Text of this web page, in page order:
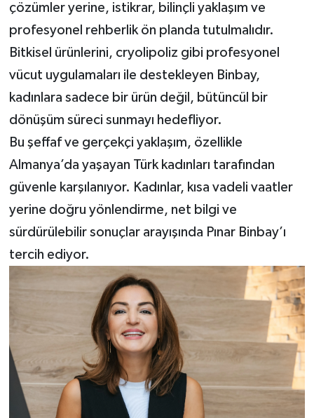
çözümler yerine, istikrar, bilinçli yaklaşım ve
profesyonel rehberlik ön planda tutulmalıdır.
Bitkisel ürünlerini, cryolipoliz gibi profesyonel
vücut uygulamaları ile destekleyen Binbay,
kadınlara sadece bir ürün değil, bütüncül bir
dönüşüm süreci sunmayı hedefliyor.
Bu şeffaf ve gerçekçi yaklaşım, özellikle
Almanya’da yaşayan Türk kadınları tarafından
güvenle karşılanıyor. Kadınlar, kısa vadeli vaatler
yerine doğru yönlendirme, net bilgi ve
sürdürülebilir sonuçlar arayışında Pınar Binbay’ı
tercih ediyor.